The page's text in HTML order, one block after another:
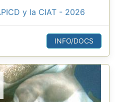
y la CIAT - 2026
INFO/DOCS